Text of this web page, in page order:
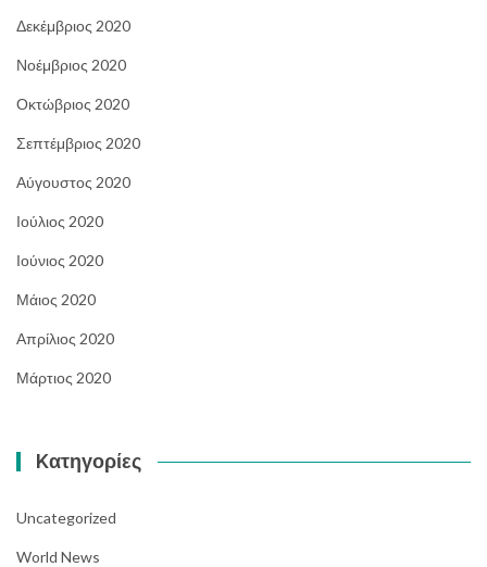
Δεκέμβριος 2020
Νοέμβριος 2020
Οκτώβριος 2020
Σεπτέμβριος 2020
Αύγουστος 2020
Ιούλιος 2020
Ιούνιος 2020
Μάιος 2020
Απρίλιος 2020
Μάρτιος 2020
Kατηγορίες
Uncategorized
World News